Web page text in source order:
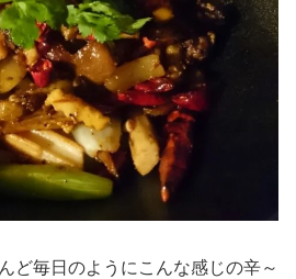
ど毎日のようにこんな感じの辛～